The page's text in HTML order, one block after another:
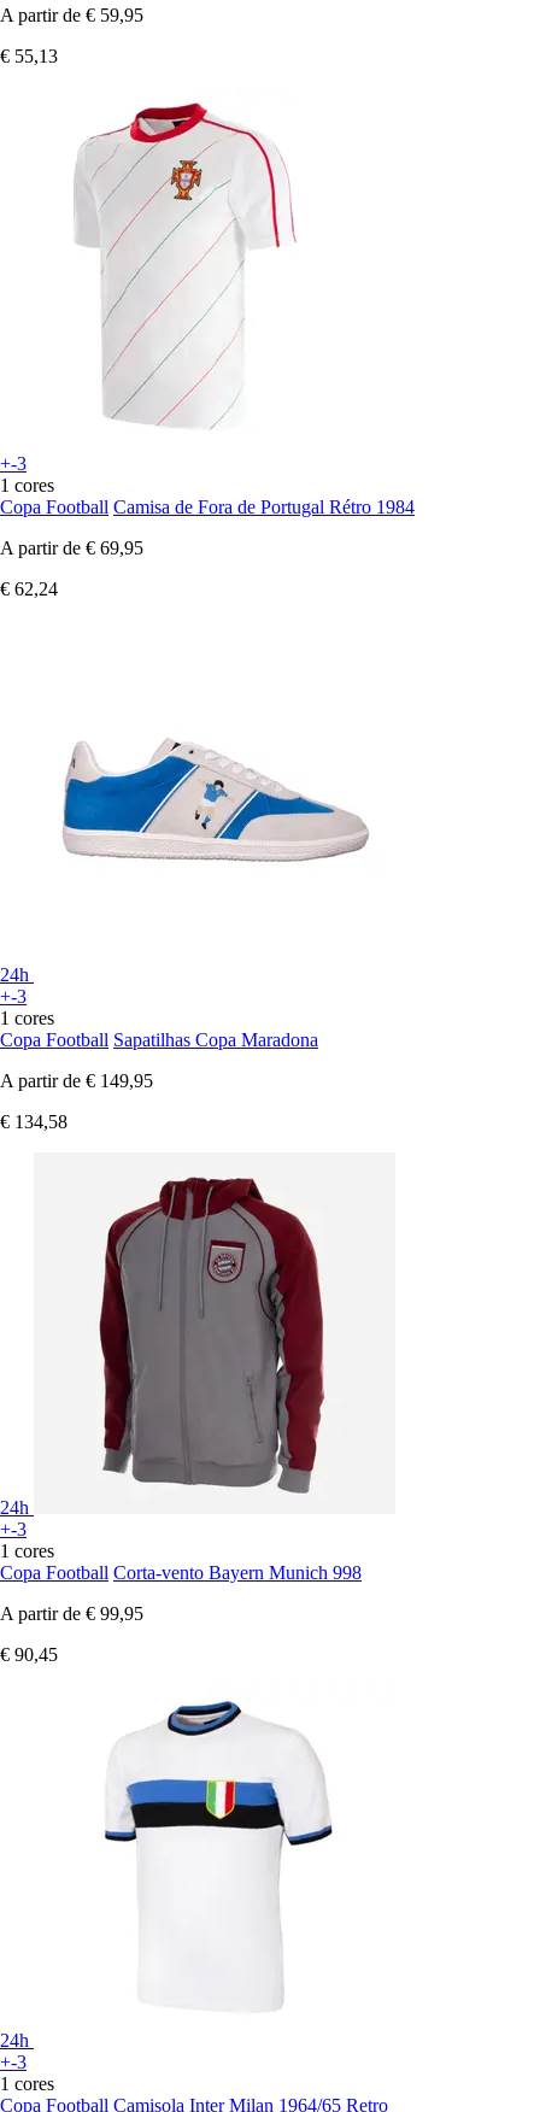
A partir de € 59,95
€ 55,13
+-3
1 cores
Copa Football Camisa de Fora de Portugal Rétro 1984
A partir de € 69,95
€ 62,24
24h
+-3
1 cores
Copa Football Sapatilhas Copa Maradona
A partir de € 149,95
€ 134,58
24h
+-3
1 cores
Copa Football Corta-vento Bayern Munich 998
A partir de € 99,95
€ 90,45
24h
+-3
1 cores
Copa Football Camisola Inter Milan 1964/65 Retro